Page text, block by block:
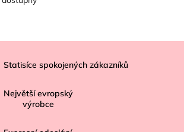
Statisíce spokojených zákazníků
Největší evropský
výrobce